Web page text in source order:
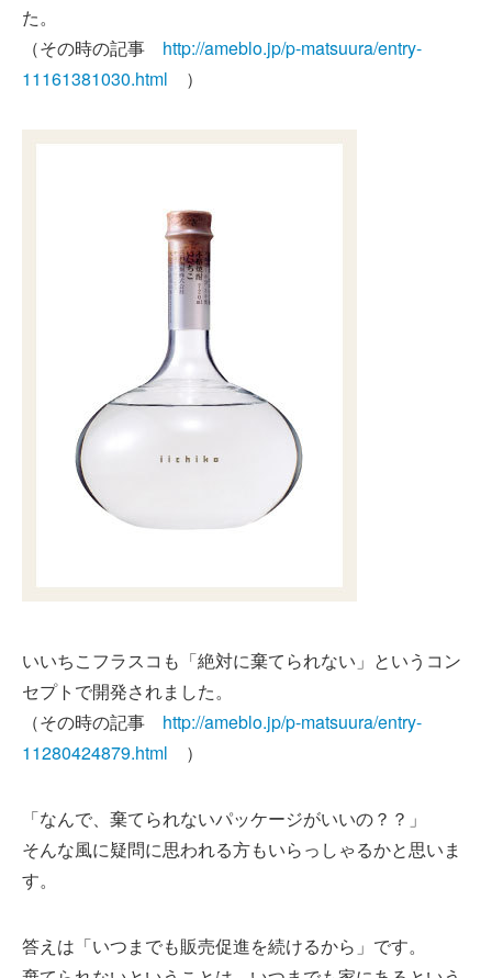
た。
（その時の記事 http://ameblo.jp/p-matsuura/entry-
11161381030.html ）
いいちこフラスコも「絶対に棄てられない」というコン
セプトで開発されました。
（その時の記事 http://ameblo.jp/p-matsuura/entry-
11280424879.html ）
「なんで、棄てられないパッケージがいいの？？」
そんな風に疑問に思われる方もいらっしゃるかと思いま
す。
答えは「いつまでも販売促進を続けるから」です。